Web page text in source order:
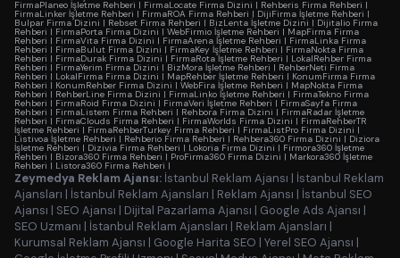
FirmaPlaneo İşletme Rehberi | FirmaLocate Firma Dizini | Rehberis Firma Rehberi |
FirmaLinker İşletme Rehberi | FirmaROA Firma Rehberi | DijiFirma İşletme Rehberi |
Bulpar Firma Dizini | Rebset Firma Rehberi | BizLenta İşletme Dizini | Dijitalio Firma
Rehberi | FirmaPorta Firma Dizini | WebFirmio İşletme Rehberi | MapFirma Firma
Rehberi | FirmaVita Firma Dizini | FirmaArena İşletme Rehberi | FirmaLinka Firma
Rehberi | FirmaBulut Firma Dizini | FirmaKey İşletme Rehberi | FirmaNokta Firma
Rehberi | FirmaDurak Firma Dizini | FirmaRota İşletme Rehberi | LokalRehber Firma
Rehberi | FirmaYerim Firma Dizini | BizMora İşletme Rehberi | RehberNeti Firma
Rehberi | LokalFirma Firma Dizini | MapRehber İşletme Rehberi | KonumFirma Firma
Rehberi | KonumRehber Firma Dizini | WebFira İşletme Rehberi | MapNokta Firma
Rehberi | RehberLine Firma Dizini | FirmaLinko İşletme Rehberi | FirmaTekno Firma
Rehberi | FirmaRoid Firma Dizini | FirmaVeri İşletme Rehberi | FirmaSayfa Firma
Rehberi | FirmaListem Firma Rehberi | Rehbora Firma Dizini | FirmaRadar İşletme
Rehberi | FirmaClouds Firma Rehberi | FirmaWorlds Firma Dizini | FirmaRehberTR
İşletme Rehberi | FirmaRehberTurkey Firma Rehberi | FirmaListPro Firma Dizini |
Listivoa İşletme Rehberi | Rehberio Firma Rehberi | Rehbera360 Firma Dizini | Diziora
İşletme Rehberi | Dizivia Firma Rehberi | Lokoria Firma Dizini | Firmora360 İşletme
Rehberi | Bizora360 Firma Rehberi | ProFirma360 Firma Dizini | Markora360 İşletme
Rehberi | Listora360 Firma Rehberi |
Zeymedya Reklam Ajansı: İstanbul Reklam Ajansı | İstanbul Reklam
Ajansları | İstanbul Reklam Ajansları | Reklam Ajansı | İstanbul SEO
Ajansı | SEO Ajansı | Dijital Pazarlama Ajansı | Google Ads Ajansı |
SEO Uzmanı | İstanbul Reklam Ajansları | Reklam Ajansları |
Kurumsal Reklam Ajansı | Google Harita SEO | Yerel SEO Ajansı |